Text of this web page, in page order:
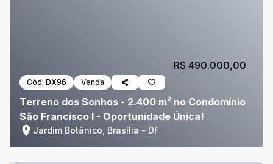
Cód: DX96 Venda
Terreno dos Sonhos - 2.400 m² no Condomínio
São Francisco I - Oportunidade Única!
Jardim Botânico, Brasília - DF
R$ 490.000,00